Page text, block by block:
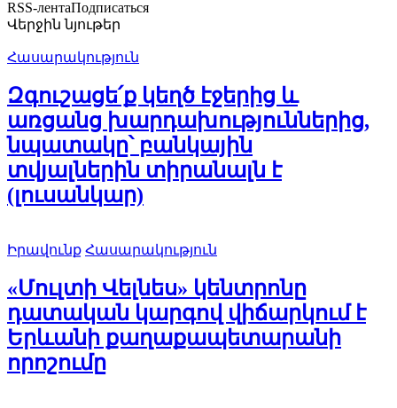
RSS-лентаПодписаться
Վերջին նյութեր
Հասարակություն
Զգուշացե՛ք կեղծ էջերից և
առցանց խարդախություններից,
նպատակը՝ բանկային
տվյալներին տիրանալն է
(լուսանկար)
Իրավունք Հասարակություն
«Մուլտի Վելնես» կենտրոնը
դատական կարգով վիճարկում է
Երևանի քաղաքապետարանի
որոշումը